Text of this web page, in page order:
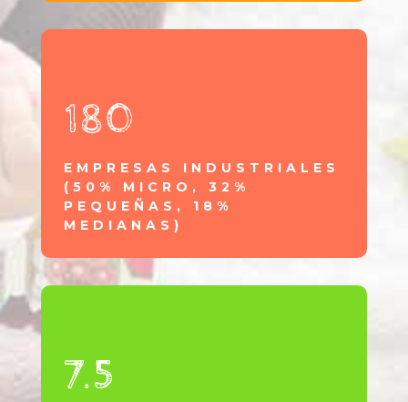
180
EMPRESAS INDUSTRIALES
(50% MICRO, 32%
PEQUEÑAS, 18%
MEDIANAS)
7.5